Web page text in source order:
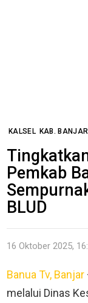
KALSEL KAB. BANJAR
Pemkab
BLUD
16 Oktober 2025,
Banua Tv, Banjar
melalui Dinas